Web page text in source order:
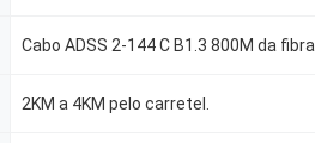
Cabo ADSS 2-144 C B1.3 800M da fibra
2KM a 4KM pelo carretel.